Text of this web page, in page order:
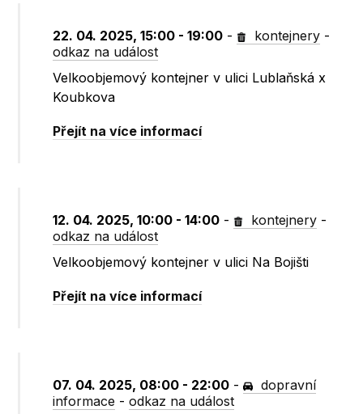
22. 04. 2025, 15:00 - 19:00 - kontejnery -
odkaz na událost
Velkoobjemový kontejner v ulici Lublaňská x
Koubkova
Přejít na více informací
12. 04. 2025, 10:00 - 14:00 - kontejnery -
odkaz na událost
Velkoobjemový kontejner v ulici Na Bojišti
Přejít na více informací
07. 04. 2025, 08:00 - 22:00 -
dopravní
informace -odkaz na událost